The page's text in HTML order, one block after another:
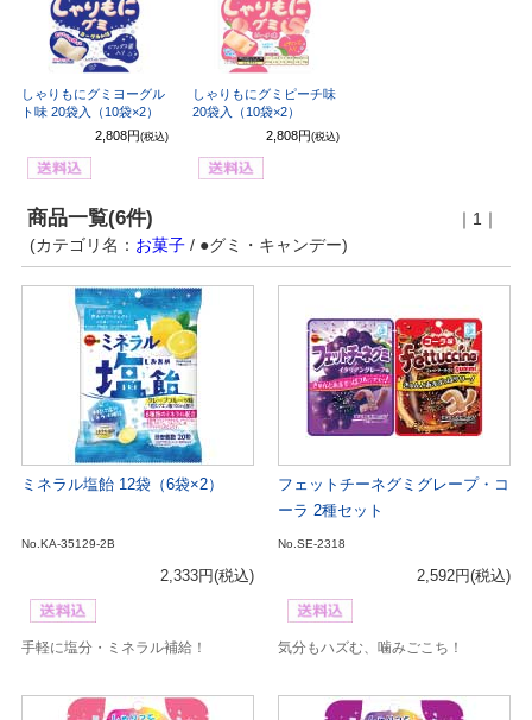
しゃりもにグミヨーグル
ト味 20袋入（10袋×2）
2,808円 (税込)
しゃりもにグミピーチ味
20袋入（10袋×2）
2,808円 (税込)
商品一覧(6件)
｜1｜
(カテゴリ名： お菓子/ ●グミ・キャンデー)
ミネラル塩飴 12袋（6袋×2）
No.KA-35129-2B
2,333円(税込)
手軽に塩分・ミネラル補給！
フェットチーネグミグレープ・コ
ーラ 2種セット
No.SE-2318
2,592円(税込)
気分もハズむ、噛みごこち！